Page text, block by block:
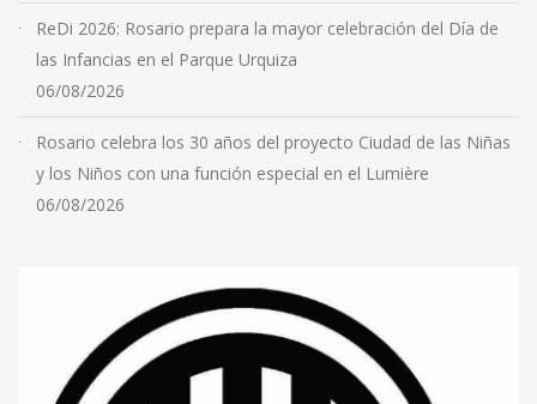
ReDi 2026: Rosario prepara la mayor celebración del Día de
las Infancias en el Parque Urquiza
06/08/2026
Rosario celebra los 30 años del proyecto Ciudad de las Niñas
y los Niños con una función especial en el Lumière
06/08/2026